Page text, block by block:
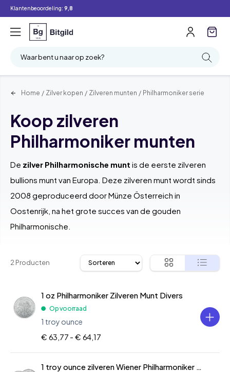
Klantenbeoordeling: 9,8
Waar bent u naar op zoek?
Filter
Home / Zilver kopen / Zilveren munten / Philharmoniker serie
Koop zilveren
Philharmoniker munten
De zilver Philharmonische munt is de eerste zilveren
bullions munt van Europa. Deze zilveren munt wordt sinds
2008 geproduceerd door Münze Österreich in
Oostenrijk, na het grote succes van de gouden
Philharmonische.
2 Producten
1 oz Philharmoniker Zilveren Munt Divers
Op voorraad
1 troy ounce
€ 63,77 - € 64,17
1 troy ounce zilveren Wiener Philharmoniker 2026